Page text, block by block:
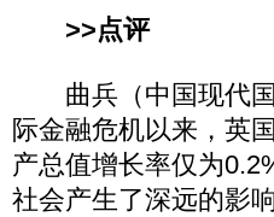
>>点评
曲兵（中国现代国
际金融危机以来，英
产总值增长率仅为
社会产生了深远的影